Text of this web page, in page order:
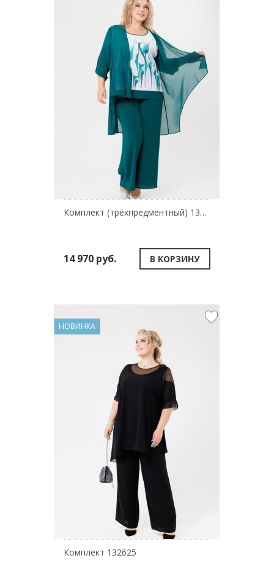
Комплект (трёхпредментный) 132639
14 970 руб. В КОРЗИНУ
НОВИНКА
Комплект 132625